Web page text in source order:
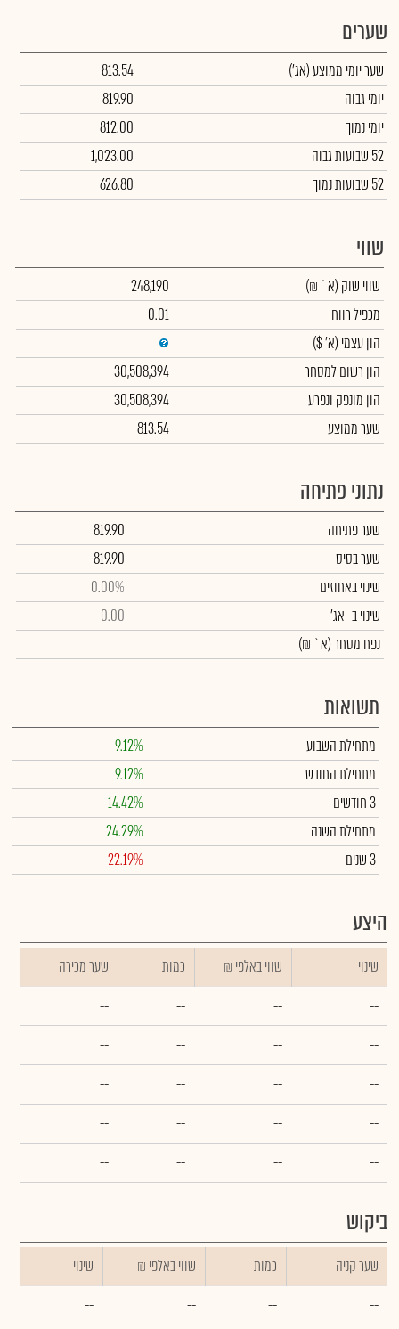
שערים
שער יומי ממוצע(אג')
813.54
יומי גבוה
819.90
יומי נמוך
812.00
52 שבועות גבוה
1,023.00
52 שבועות נמוך
626.80
שווי
שווי שוק (א` ₪)
248,190
מכפיל רווח
0.01
הון עצמי (א' $)
הון רשום למסחר
30,508,394
הון מונפק ונפרע
30,508,394
שער ממוצע
813.54
נתוני פתיחה
שער פתיחה
819.90
שער בסיס
819.90
שינוי באחוזים
0.00%
שינויב- אג'
0.00
נפח מסחר(א` ₪)
תשואות
מתחילת השבוע
9.12%
מתחילת החודש
9.12%
3 חודשים
14.42%
מתחילת השנה
24.29%
3 שנים
-22.19%
היצע
שינוי ₪ שווי באלפי כמות
שער מכירה
--
--
--
--
--
--
--
--
--
--
--
--
--
--
--
--
--
--
--
--
ביקוש
שער קניה כמות ₪ שווי באלפי
שינוי
--
--
--
--